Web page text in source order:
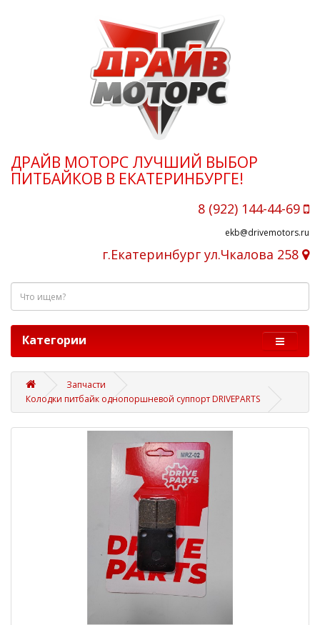
ДРАЙВ МОТОРС ЛУЧШИЙ ВЫБОР
ПИТБАЙКОВ В ЕКАТЕРИНБУРГЕ!
8 (922) 144-44-69
ekb@drivemotors.ru
г.Екатеринбург ул.Чкалова 258
Категории
Запчасти
Колодки питбайк однопоршневой суппорт DRIVEPARTS